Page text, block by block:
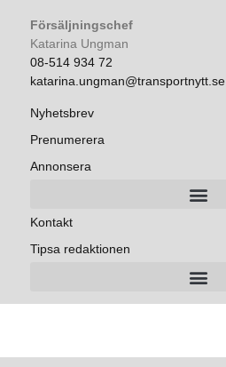
Försäljningschef
Katarina Ungman
08-514 934 72
katarina.ungman@transportnytt.se
Nyhetsbrev
Prenumerera
Annonsera
Kontakt
Tipsa redaktionen